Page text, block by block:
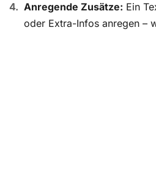
Anregende Zusätze: Ein
oder Extra-Infos anregen –